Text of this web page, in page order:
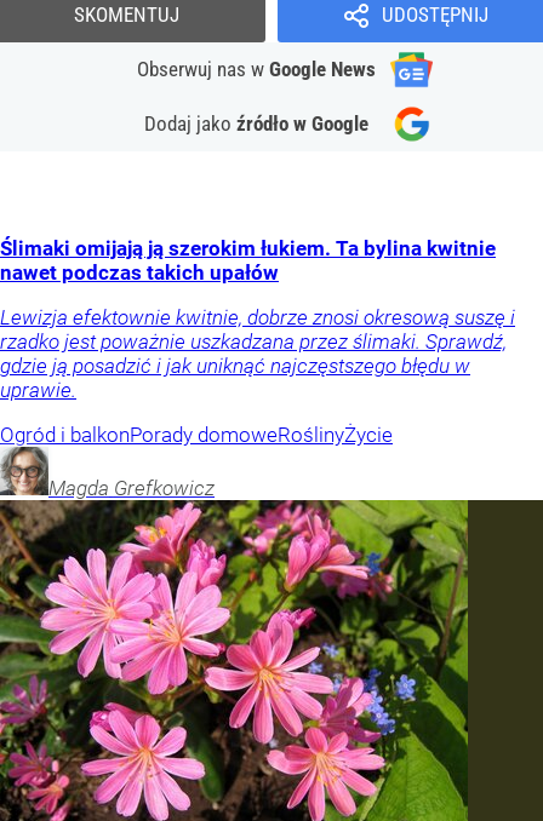
UDOSTĘPNIJ
Obserwuj nas w Google News
Dodaj jako źródło w Google
SKOMENTUJ
Ślimaki omijają ją szerokim łukiem. Ta bylina kwitnie
nawet podczas takich upałów
Lewizja efektownie kwitnie, dobrze znosi okresową suszę i
rzadko jest poważnie uszkadzana przez ślimaki. Sprawdź,
gdzie ją posadzić i jak uniknąć najczęstszego błędu w
uprawie.
Ogród i balkonPorady domoweRoślinyŻycie
Magda Grefkowicz